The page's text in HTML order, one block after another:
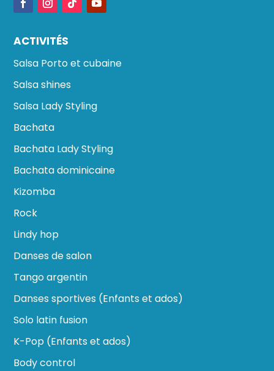
ACTIVITÉS
Salsa Porto et cubaine
Salsa shines
Salsa Lady Styling
Bachata
Bachata Lady Styling
Bachata dominicaine
Kizomba
Rock
Lindy hop
Danses de salon
Tango argentin
Danses sportives (Enfants et ados)
Solo latin fusion
K-Pop (Enfants et ados)
Body control